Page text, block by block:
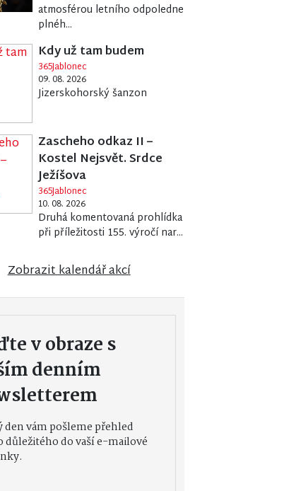
atmosférou letního odpoledne
plnéh...
Kdy už tam budem
365Jablonec
09. 08. 2026
Jizerskohorský šanzon
Zascheho odkaz II –
Kostel Nejsvět. Srdce
Ježíšova
365Jablonec
10. 08. 2026
Druhá komentovaná prohlídka
při příležitosti 155. výročí nar...
Zobrazit kalendář akcí
v obraze s
denním
den vám pošleme přehled
důležitého do vaší e-mailové